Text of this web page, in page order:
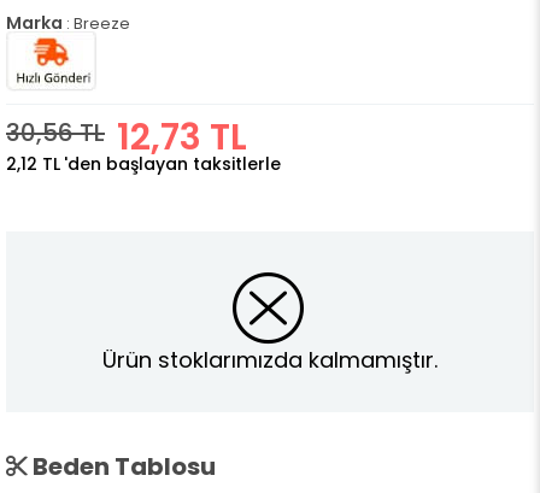
Marka : Breeze
30,56 TL 12,73 TL
2,12 TL 'den başlayan taksitlerle
Ürün stoklarımızda kalmamıştır.
Beden Tablosu